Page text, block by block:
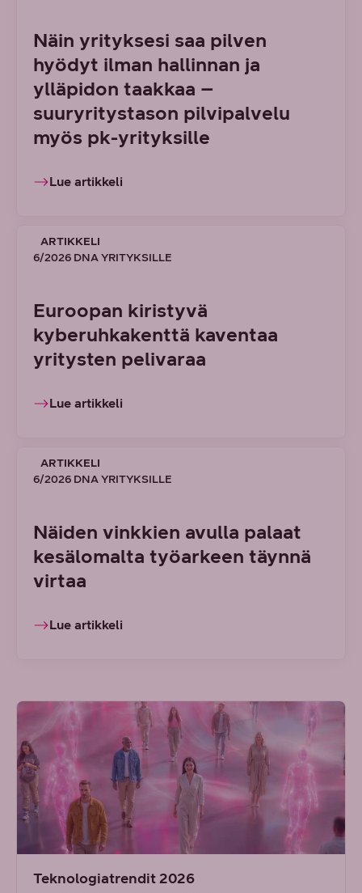
Näin yrityksesi saa pilven
hyödyt ilman hallinnan ja
ylläpidon taakkaa –
suuryritystason pilvipalvelu
myös pk-yrityksille
Lue artikkeli
ARTIKKELI
6/2026 DNA YRITYKSILLE
Euroopan kiristyvä
kyberuhkakenttä kaventaa
yritysten pelivaraa
Lue artikkeli
ARTIKKELI
6/2026 DNA YRITYKSILLE
Näiden vinkkien avulla palaat
kesälomalta työarkeen täynnä
virtaa
Lue artikkeli
Teknologiatrendit 2026